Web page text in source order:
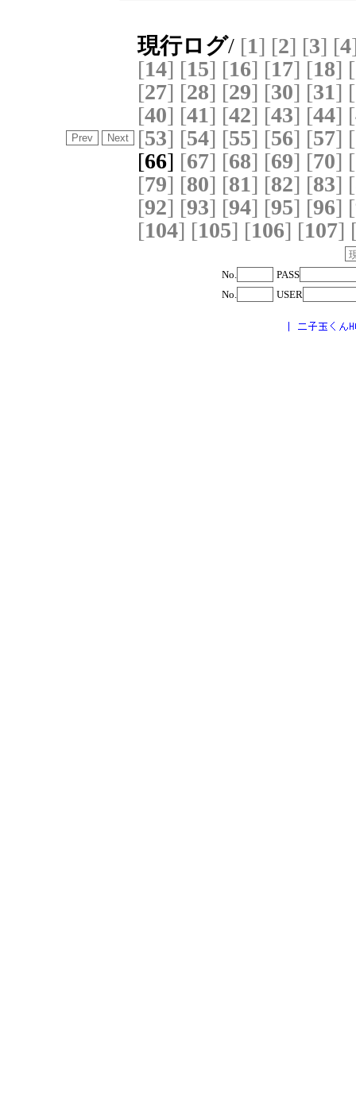
現行ログ/ [1] [2] [3] [4
[14] [15] [16] [17] [18] [
[27] [28] [29] [30] [31] [
[40] [41] [42] [43] [44] [
[53] [54] [55] [56] [57] [
[66] [67] [68] [69] [70] [
[79] [80] [81] [82] [83] [
[92] [93] [94] [95] [96] [
[104] [105] [106] [107]
No.
PASS
No.
USER